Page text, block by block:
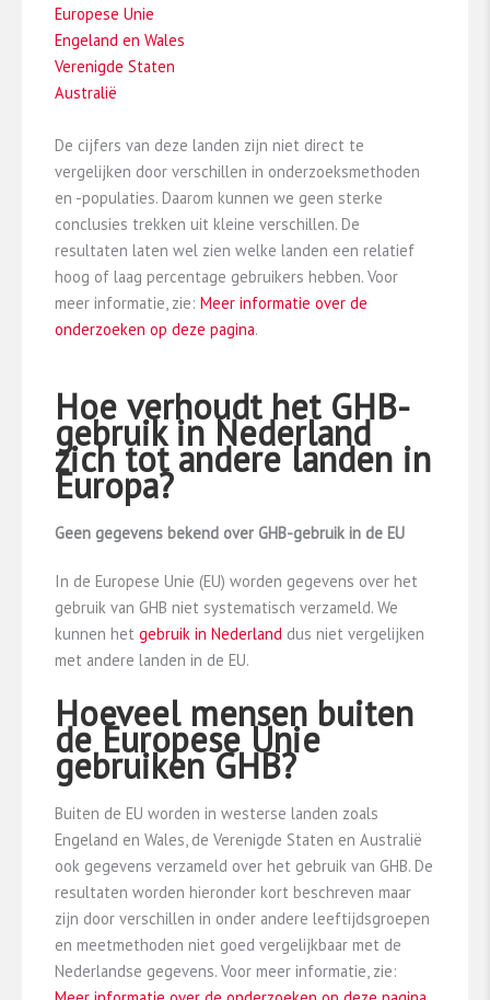
Europese Unie
Engeland en Wales
Verenigde Staten
Australië
De cijfers van deze landen zijn niet direct te
vergelijken door verschillen in onderzoeksmethoden
en -populaties. Daarom kunnen we geen sterke
conclusies trekken uit kleine verschillen. De
resultaten laten wel zien welke landen een relatief
hoog of laag percentage gebruikers hebben. Voor
meer informatie, zie: Meer informatie over de
onderzoeken op deze pagina.
Hoe verhoudt het GHB-
gebruik in Nederland
zich tot andere landen in
Europa?
Geen gegevens bekend over GHB-gebruik in de EU
In de Europese Unie (EU) worden gegevens over het
gebruik van GHB niet systematisch verzameld. We
kunnen het gebruik in Nederland dus niet vergelijken
met andere landen in de EU.
Hoeveel mensen buiten
de Europese Unie
gebruiken GHB?
Buiten de EU worden in westerse landen zoals
Engeland en Wales, de Verenigde Staten en Australië
ook gegevens verzameld over het gebruik van GHB. De
resultaten worden hieronder kort beschreven maar
zijn door verschillen in onder andere leeftijdsgroepen
en meetmethoden niet goed vergelijkbaar met de
Nederlandse gegevens. Voor meer informatie, zie: